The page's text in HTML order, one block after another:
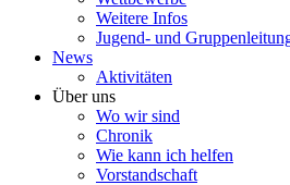
Weitere Infos
Jugend- und
News
Aktivitäten
Über uns
Wo wir sind
Chronik
Wie kann ich helfen
Vorstandschaft